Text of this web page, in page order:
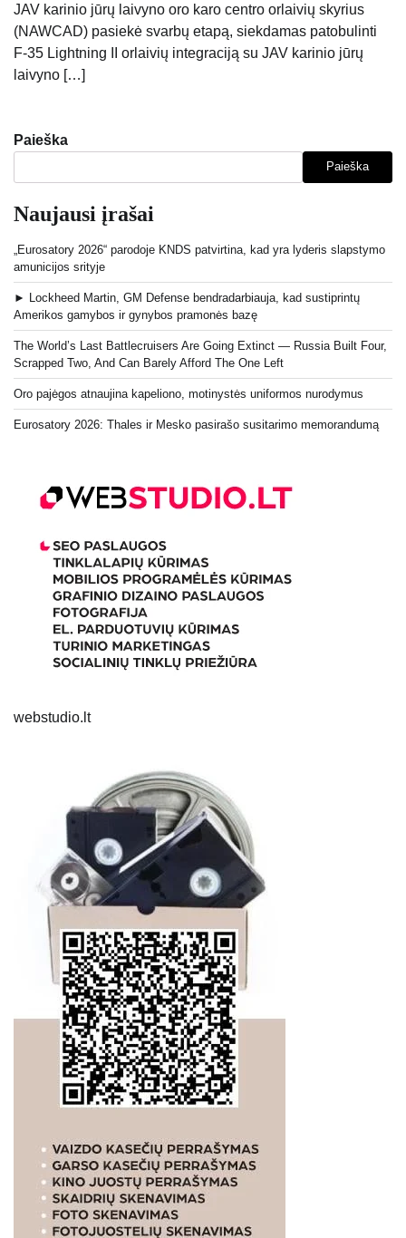
JAV karinio jūrų laivyno oro karo centro orlaivių skyrius
(NAWCAD) pasiekė svarbų etapą, siekdamas patobulinti
F-35 Lightning II orlaivių integraciją su JAV karinio jūrų
laivyno […]
Paieška
Paieška
Naujausi įrašai
„Eurosatory 2026“ parodoje KNDS patvirtina, kad yra lyderis slapstymo
amunicijos srityje
► Lockheed Martin, GM Defense bendradarbiauja, kad sustiprintų
Amerikos gamybos ir gynybos pramonės bazę
The World’s Last Battlecruisers Are Going Extinct — Russia Built Four,
Scrapped Two, And Can Barely Afford The One Left
Oro pajėgos atnaujina kapeliono, motinystės uniformos nurodymus
Eurosatory 2026: Thales ir Mesko pasirašo susitarimo memorandumą
webstudio.lt